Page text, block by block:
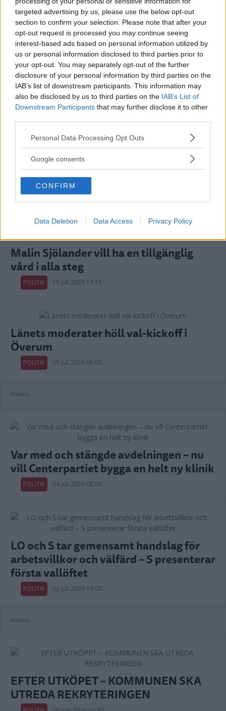
targeted advertising by us, please use the below opt-out
section to confirm your selection. Please note that after your
opt-out request is processed you may continue seeing
interest-based ads based on personal information utilized by
us or personal information disclosed to third parties prior to
your opt-out. You may separately opt-out of the further
disclosure of your personal information by third parties on the
IAB’s list of downstream participants. This information may
also be disclosed by us to third parties on the IAB’s List of
Downstream Participants that may further disclose it to other
Please note that this website/app uses one or more Google
not limited to your visit or usage behaviour. You may click to
use your data for below specified purposes in below Google
consent section.
Personal Data Processing Opt Outs
Google consents
CONFIRM
Data Deletion Data Access Privacy Policy
Var tredje kvinna utsatt för våld –
toppolitiker vill se ökat stöd
POLITIK 21 juli 2026 04.00
Kalmar län förlorar mandat i riksdagen
– lokala politikerna får extra tufft
POLITIK 19 juli 2026 12.00
Annons:
Malin Sjölander vill ha en tillgänglig
vård i alla steg
POLITIK 15 juli 2026 13.15
Länets moderater höll val-kickoff i
Överum
POLITIK 05 juli 2026 06.00
Annons:
Var med och stängde avdelningen – nu
vill Centerpartiet bygga en helt ny klinik
POLITIK 04 juli 2026 08.00
LO och S tar gemensamt handslag för
arbetsvillkor och välfärd – S presenterar
första vallöftet
POLITIK 02 juli 2026 10.00
Annons:
EFTER UTKÖPET – KOMMUNEN SKA
UTREDA REKRYTERINGEN